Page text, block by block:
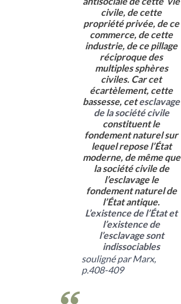
civile, de cette
propriété privée, de ce
commerce, de cette
industrie, de ce pillage
réciproque des
multiples sphères
civiles. Car cet
écartèlement, cette
bassesse, cetesclavage
de la société civile
constituent le
fondement naturel sur
lequel repose l’État
moderne, de même que
la société civile de
l’esclavage le
fondement naturel de
l’État antique.
L’existence de l’État et
l’existence de
l’esclavage sont
indissociables
souligné par Marx,
p.408-409